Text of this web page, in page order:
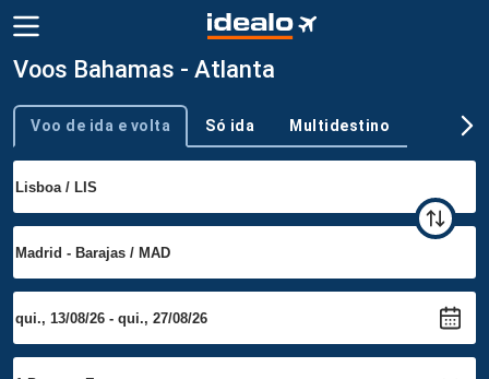
Voos Bahamas - Atlanta
Tipo de viagem
Voo de ida e volta Só ida Multidestino